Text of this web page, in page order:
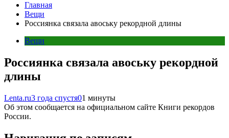
Главная
Вещи
Россиянка связала авоську рекордной длины
Вещи
Россиянка связала авоську рекордной
длины
Lenta.ru3 года спустя01 минуты
Об этом сообщается на официальном сайте Книги рекордов
России.